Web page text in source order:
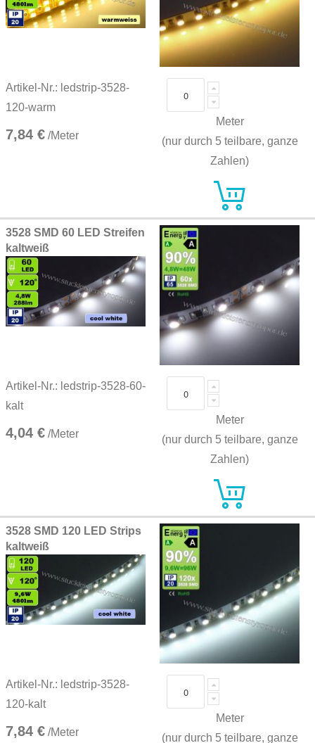
Artikel-Nr.: ledstrip-3528-
120-warm
7,84 € /Meter
Meter
(nur durch 5 teilbare, ganze
Zahlen)
3528 SMD 60 LED Streifen
kaltweiß
Artikel-Nr.: ledstrip-3528-60-
kalt
4,04 € /Meter
Meter
(nur durch 5 teilbare, ganze
Zahlen)
3528 SMD 120 LED Strips
kaltweiß
Artikel-Nr.: ledstrip-3528-
120-kalt
7,84 € /Meter
Meter
(nur durch 5 teilbare, ganze